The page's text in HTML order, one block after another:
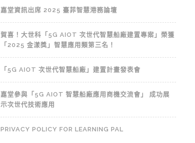
嘉堂資訊出席 2025 臺菲智慧港務論壇
賀喜！大世科「5G AIOT 次世代智慧船廠建置專案」榮獲
「2025 金漾獎」智慧應用類第三名！
「5G AIOT 次世代智慧船廠」建置計畫發表會
嘉堂參與「5G AIOT 智慧船廠應用商機交流會」 成功展
示次世代技術應用
PRIVACY POLICY FOR LEARNING PAL